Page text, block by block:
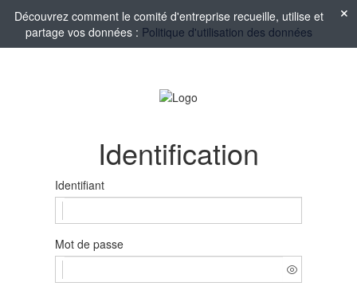
Découvrez comment le comité d'entreprise recueille, utilise et
partage vos données : Politique d'utilisation des données
Identification
Identifiant
Mot de passe